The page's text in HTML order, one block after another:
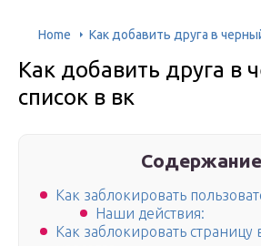
Home Как добавить друга в
Как добавить друга в
список в вк
Как заблокировать
Наши действия:
Как заблокировать